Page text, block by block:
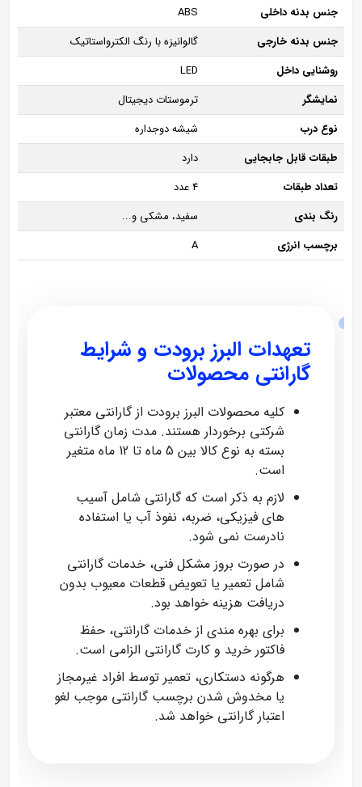
جنس بدنه داخلی
ABS
جنس بدنه خارجی
گالوانیزه با رنگ الکترواستاتیک
روشنایی داخل
LED
نمایشگر
ترموستات دیجیتال
نوع درب
شیشه دوجداره
طبقات قابل جابجایی
دارد
تعداد طبقات
4 عدد
رنگ بندی
سفید، مشکی و...
برچسب انرژی
A
تعهدات البرز برودت و شرایط
گارانتی محصولات
کلیه محصولات البرز برودت از گارانتی معتبر
شرکتی برخوردار هستند. مدت زمان گارانتی
بسته به نوع کالا بین 5 ماه تا 12 ماه متغیر
است.
لازم به ذکر است که گارانتی شامل آسیب‌
های فیزیکی، ضربه، نفوذ آب یا استفاده
نادرست نمی‌ شود.
در صورت بروز مشکل فنی، خدمات گارانتی
شامل تعمیر یا تعویض قطعات معیوب بدون
دریافت هزینه خواهد بود.
برای بهره‌ مندی از خدمات گارانتی، حفظ
فاکتور خرید و کارت گارانتی الزامی است.
هرگونه دستکاری، تعمیر توسط افراد غیرمجاز
یا مخدوش شدن برچسب گارانتی موجب لغو
اعتبار گارانتی خواهد شد.